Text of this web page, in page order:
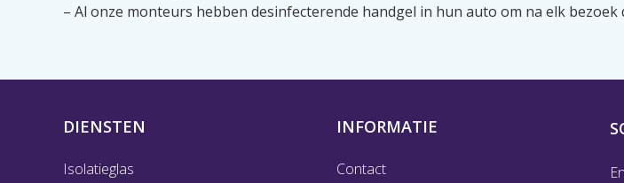
– Al onze monteurs hebben desinfecterende handgel in hun auto om na elk
DIENSTEN
Isolatieglas
INFORMATIE
Contact